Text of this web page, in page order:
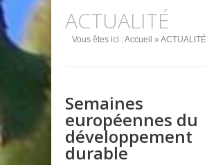
ACTUALITÉ
Vous êtes ici :Accueil » ACTUALITÉ
Semaines
européennes du
développement
durable